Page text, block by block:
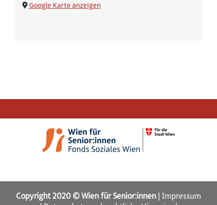
Google Karte anzeigen
Copyright 2020 © Wien für Senior:innen
Impressum